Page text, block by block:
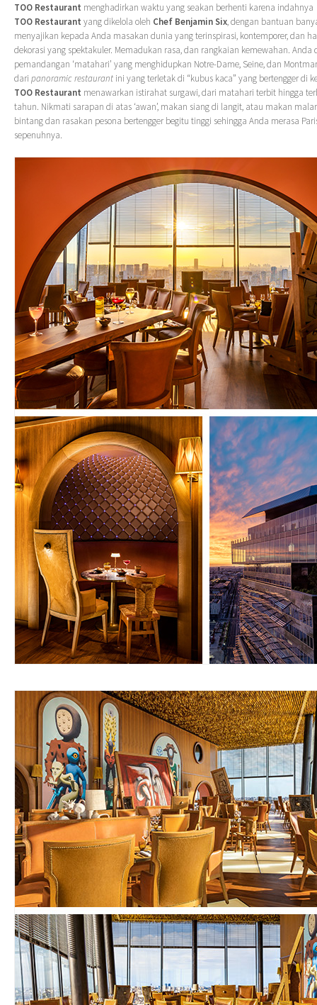
TOO Restaurant menghadirkan waktu yang seakan berhenti karena
TOO Restaurant yang dikelola oleh Chef Benjamin Six, dengan bantuan
menyajikan kepada Anda masakan dunia yang terinspirasi, kontemporer, dan
dekorasi yang spektakuler. Memadukan rasa, dan rangkaian kemewahan. Anda
pemandangan ‘matahari’ yang menghidupkan Notre-Dame, Seine, dan
dari panoramic restaurant ini yang terletak di “kubus kaca” yang bertengger di
TOO Restaurant menawarkan istirahat surgawi, dari matahari terbit hingga
tahun. Nikmati sarapan di atas ‘awan’, makan siang di langit, atau makan
bintang dan rasakan pesona bertengger begitu tinggi sehingga Anda merasa
sepenuhnya.